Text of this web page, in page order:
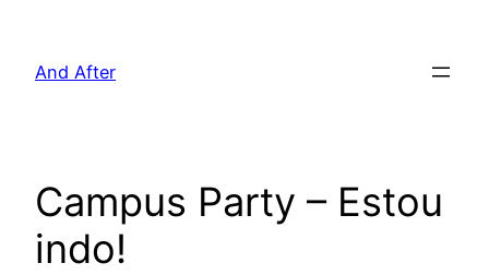
And After
Campus Party – Estou
indo!